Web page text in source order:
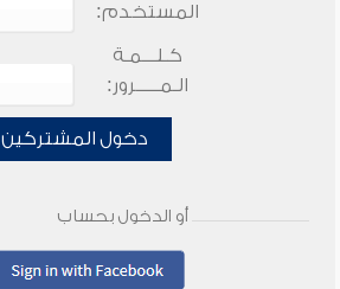
المستخدم:
كـلـــمـة
الـمـــــرور:
دخول المشتركين
أو الدخول بحساب